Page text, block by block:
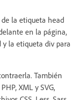
de la etiqueta head
en la página,
la etiqueta div para
También
XML y SVG,